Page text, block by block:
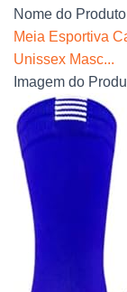
Nome do Produto
Meia Esportiva
Unissex Masc...
Imagem do